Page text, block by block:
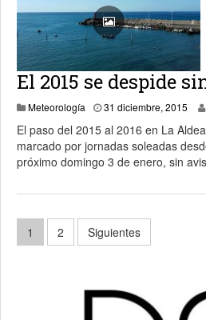
El 2015 se despide
Meteorología 31 diciembre, 2015 8
El paso del 2015 al 2016 en La
marcado por jornadas soleadas
próximo domingo 3 de enero, sin
Paginación
entradas
1 2 Siguientes